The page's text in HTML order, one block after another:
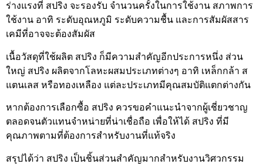
ร่างแรงที่ สปริง จะรองรับ จำนวนครั้งในการใช้งาน สภาพการ
ใช้งาน อาทิ ระดับอุณหภูมิ ระดับความชื้น และการสัมผัสสาร
เคมีที่อาจจะต้องสัมผัส
เนื้อวัสดุที่ใช้ผลิต สปริง ก็มีความสำคัญอีกประการหนึ่ง ส่วน
ใหญ่ สปริง ผลิตจากโลหะผสมประเภทต่างๆ อาทิ เหล็กกล้า ส
แตนเลส หรือทองเหลือง แต่ละประเภทมีคุณสมบัติแตกต่างกัน
หากต้องการเลือกซื้อ สปริง ควรขอคำแนะนำจากผู้เชี่ยวชาญ
ตลอดจนตัวแทนจำหน่ายที่น่าเชื่อถือ เพื่อให้ได้ สปริง ที่มี
คุณภาพตามที่ต้องการสำหรับงานที่แท้จริง
สรุปได้ว่า สปริง เป็นชิ้นส่วนสำคัญมากสำหรับงานวิศวกรรม